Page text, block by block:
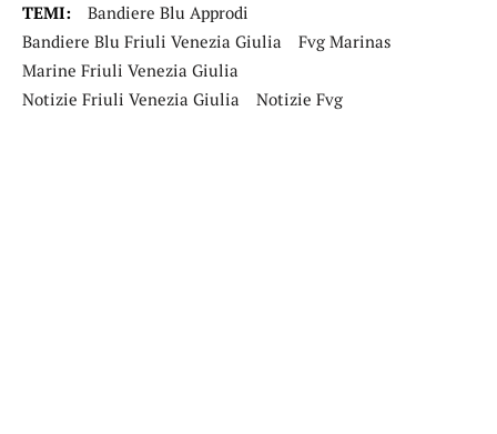
TEMI:
Bandiere Blu Approdi
Bandiere Blu Friuli Venezia Giulia
Fvg Marinas
Marine Friuli Venezia Giulia
Notizie Friuli Venezia Giulia
Notizie Fvg